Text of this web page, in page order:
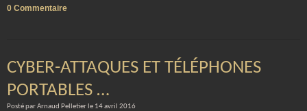
0 Commentaire
CYBER-ATTAQUES ET TÉLÉPHONES
PORTABLES …
Posté par Arnaud Pelletier le 14 avril 2016